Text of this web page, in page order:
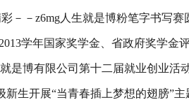
－－z6mg人生就是博粉笔字书写赛
学年国家奖学金、省政府奖学金
是博有限公司第十二届就业创业活
新生开展“当青春插上梦想的翅膀”主